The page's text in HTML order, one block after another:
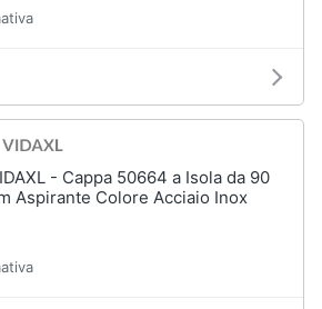
- Cappa 50664 a Isola da 90
Aspirante Colore Acciaio Inox